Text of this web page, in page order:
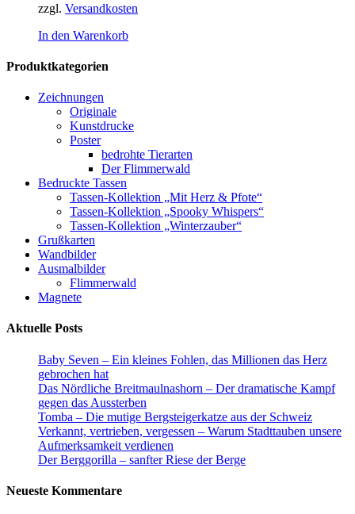
Produktseite
zzgl. Versandkosten
In den Warenkorb
Produktkategorien
Zeichnungen
Originale
Kunstdrucke
Poster
bedrohte Tierarten
Der Flimmerwald
Bedruckte Tassen
Tassen-Kollektion „Mit Herz & Pfote“
Tassen-Kollektion „Spooky Whispers“
Tassen-Kollektion „Winterzauber“
Grußkarten
Wandbilder
Ausmalbilder
Flimmerwald
Magnete
Aktuelle Posts
Baby Seven – Ein kleines Fohlen, das Millionen das Herz
gebrochen hat
Das Nördliche Breitmaulnashorn – Der dramatische Kampf
gegen das Aussterben
Tomba – Die mutige Bergsteigerkatze aus der Schweiz
Verkannt, vertrieben, vergessen – Warum Stadttauben unsere
Aufmerksamkeit verdienen
Der Berggorilla – sanfter Riese der Berge
Neueste Kommentare